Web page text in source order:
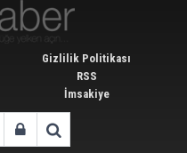
Gizlilik Politikası
RSS
İmsakiye